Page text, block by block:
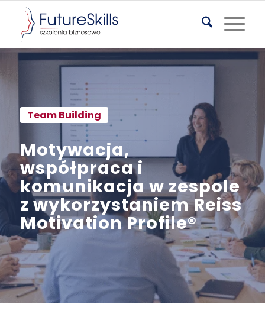
Team Building
Motywacja,
współpraca i
komunikacja w zespole
z wykorzystaniem Reiss
Motivation Profile®